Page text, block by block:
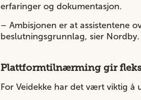
erfaringer og dokumentasjon.
– Ambisjonen er at assistentene
beslutningsgrunnlag, sier Nordby.
Plattformtilnærming gir
For Veidekke har det vært viktig